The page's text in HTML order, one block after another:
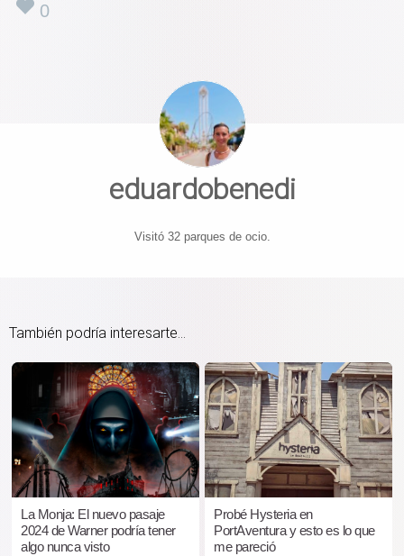
0
eduardobenedi
Visitó 32 parques de ocio.
También podría interesarte...
La Monja: El nuevo pasaje
2024 de Warner podría tener
algo nunca visto
Probé Hysteria en
PortAventura y esto es lo que
me pareció